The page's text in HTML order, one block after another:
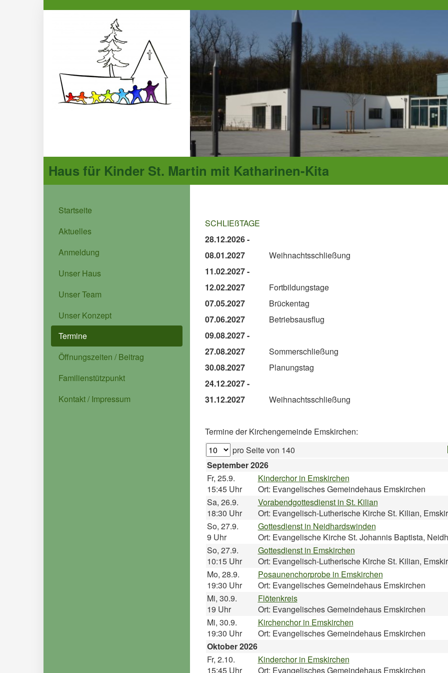
Haus für Kinder St. Martin mit Katharinen-Kita
Startseite
Aktuelles
Anmeldung
Unser Haus
Unser Team
Unser Konzept
Termine
Öffnungszeiten / Beitrag
Familienstützpunkt
Kontakt / Impressum
SCHLIEßTAGE
28.12.2026 -
08.01.2027 Weihnachtsschließung
11.02.2027 -
12.02.2027Fortbildungstage
07.05.2027
Brückentag
07.06.2027
Betriebsausflug
09.08.2027 -
27.08.2027 Sommerschließung
30.08.2027Planungstag
24.12.2027 -
31.12.2027
Weihnachtsschließung
Termine der Kirchengemeinde Emskirchen:
pro Seite von 140
September 2026
Fr, 25.9.
15:45 Uhr
Kinderchor in Emskirchen
Ort: Evangelisches Gemeindehaus Emskirchen
Sa, 26.9.
18:30 Uhr
Vorabendgottesdienst in St. Kilian
Ort: Evangelisch-Lutherische Kirche St. Kilian,
So, 27.9.
9 Uhr
Gottesdienst in Neidhardswinden
Ort: Evangelische Kirche St. Johannis Baptista,
So, 27.9.
10:15 Uhr
Gottesdienst in Emskirchen
Ort: Evangelisch-Lutherische Kirche St. Kilian,
Mo, 28.9.
19:30 Uhr
Posaunenchorprobe in Emskirchen
Ort: Evangelisches Gemeindehaus Emskirchen
Mi, 30.9.
19 Uhr
Flötenkreis
Ort: Evangelisches Gemeindehaus Emskirchen
Mi, 30.9.
19:30 Uhr
Kirchenchor in Emskirchen
Ort: Evangelisches Gemeindehaus Emskirchen
Oktober 2026
Fr, 2.10.
15:45 Uhr
Kinderchor in Emskirchen
Ort: Evangelisches Gemeindehaus Emskirchen